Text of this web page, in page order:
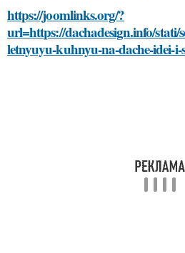
https://joomlinks.org/?
url=https://dachadesign.info/stati/
letnyuyu-kuhnyu-na-dache-idei-i-